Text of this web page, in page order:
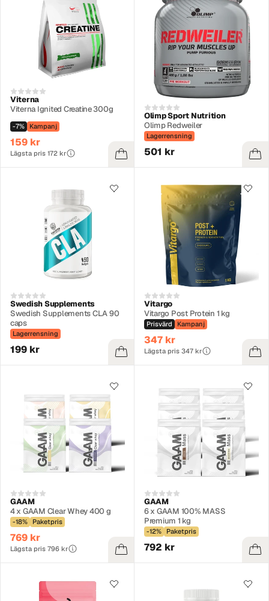
Viterna
Viterna Ignited Creatine 300g
-7% Kampanj
159 kr
Lägsta pris 172 kr
Olimp Sport Nutrition
Olimp Redweiler
Lagerrensning
501 kr
Swedish Supplements
Swedish Supplements CLA 90
caps
Lagerrensning
199 kr
Vitargo
Vitargo Post Protein 1 kg
Prisvärd Kampanj
347 kr
Lägsta pris 347 kr
GAAM
4 x GAAM Clear Whey 400 g
-18% Paketpris
769 kr
Lägsta pris 796 kr
GAAM
6 x GAAM 100% MASS
Premium 1 kg
-12% Paketpris
792 kr